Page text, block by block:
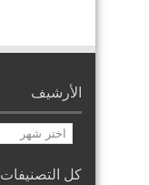
الأرشيف
الأرشيف
كل التصنيفات